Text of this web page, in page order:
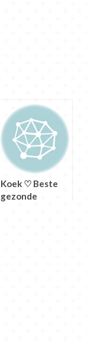
Koek ♡ Beste
gezonde